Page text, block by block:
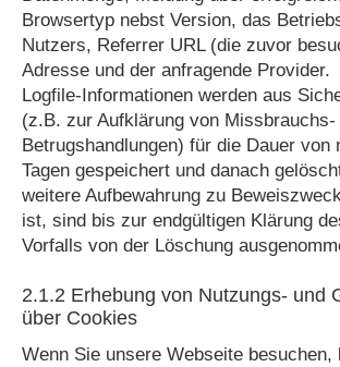
Browsertyp nebst Version, das
Nutzers, Referrer URL (die zuvor
Adresse und der anfragende Provider.
Logfile-Informationen werden aus
(z.B. zur Aufklärung von Missbrauchs-
Betrugshandlungen) für die Dauer von
Tagen gespeichert und danach
weitere Aufbewahrung zu
ist, sind bis zur endgültigen Klärung
Vorfalls von der Löschung
2.1.2 Erhebung von Nutzungs- und
über Cookies
Wenn Sie unsere Webseite besuchen,